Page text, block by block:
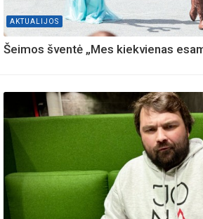
AKTUALIJOS
Šeimos šventė „Mes kiekvienas